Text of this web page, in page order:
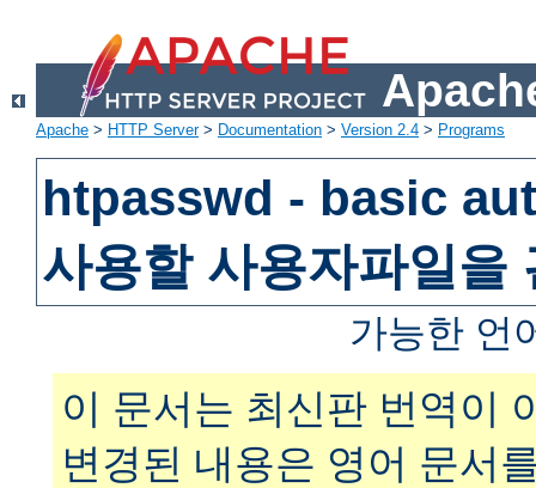
Apache > HTTP Server> Documentation > Version 2.4 > Programs
htpasswd - basic
사용할 사용자파일을
가능한 언
이 문서는 최신판 번역이
변경된 내용은 영어 문서